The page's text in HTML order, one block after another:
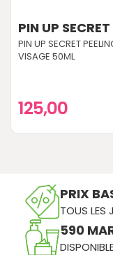
PIN UP SECRET
PIN UP SECRET
VISAGE 50ML
125,00
PRIX
TOUS LES
590